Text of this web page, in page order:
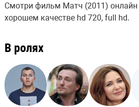
Смотри фильм Матч (2011) онлайн
хорошем качестве hd 720, full hd.
В ролях